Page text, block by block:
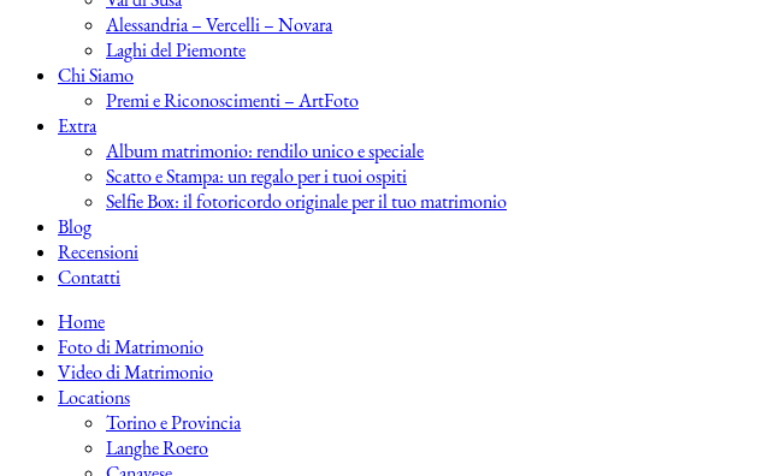
Alessandria – Vercelli – Novara
Laghi del Piemonte
Chi Siamo
Premi e Riconoscimenti – ArtFoto
Extra
Album matrimonio: rendilo unico e speciale
Scatto e Stampa: un regalo per i tuoi ospiti
Selfie Box: il fotoricordo originale per il tuo matrimonio
Blog
Recensioni
Contatti
Home
Foto di Matrimonio
Video di Matrimonio
Locations
Torino e Provincia
Langhe Roero